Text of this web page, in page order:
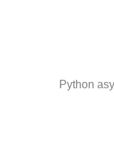
Python